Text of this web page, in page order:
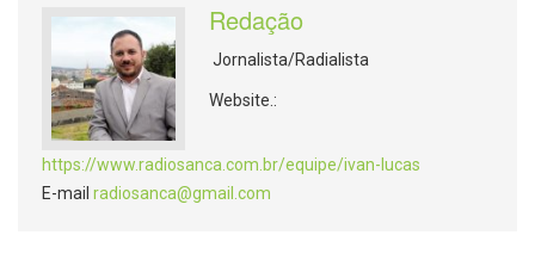
Redação
Jornalista/Radialista
Website.:
https://www.radiosanca.com.br/equipe/ivan-lucas
E-mail radiosanca@gmail.com